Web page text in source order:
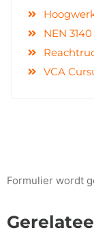
NEN
VCA
Formulier wordt